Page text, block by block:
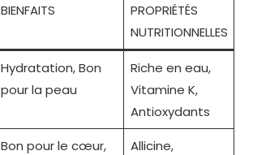
BIENFAITS
PROPRIÉTÉS
NUTRITIONNELLES
Hydratation, Bon
pour la peau
Riche en eau,
Vitamine K,
Antioxydants
Bon pour le cœur,
Allicine,